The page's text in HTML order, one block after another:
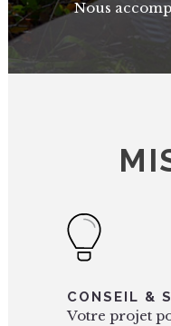
Nous
CONSEIL &
Votre projet